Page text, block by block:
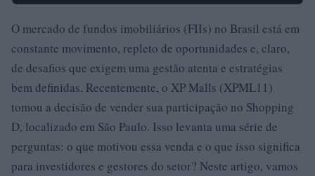
O mercado de fundos imobiliários (FIIs) no Brasil está em
constante movimento, repleto de oportunidades e, claro,
de desafios que exigem uma gestão atenta e estratégias
bem definidas. Recentemente, o XP Malls (XPML11)
tomou a decisão de vender sua participação no Shopping
D, localizado em São Paulo. Isso levanta uma série de
perguntas: o que motivou essa venda e o que isso significa
para investidores e gestores do setor? Neste artigo, vamos